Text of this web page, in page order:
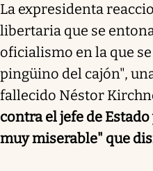
La expresidenta
libertaria que se
oficialismo en la que
pingüino del cajón",
fallecido Néstor
contra el jefe de
muy miserable" que